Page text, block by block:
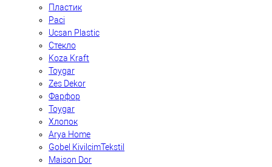
Пластик
Paci
Ucsan Plastic
Стекло
Koza Kraft
Toygar
Zes Dekor
Фарфор
Toygar
Хлопок
Arya Home
Gobel KivilcimTekstil
Maison Dor